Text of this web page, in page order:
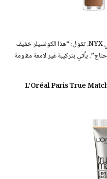
ألكسندريا سيرفانتيس، خبيرة التجميل في NYX، تقول: “هذا الكونسيلر خفيف
يأتي بتركيبة غير لامعة مقاومة